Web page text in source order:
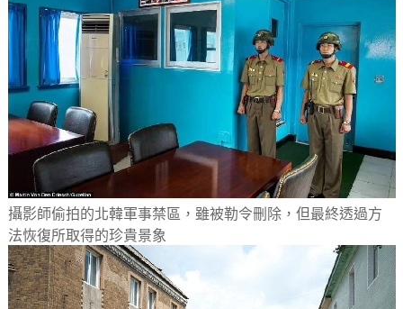
攝影師偷拍的北韓軍事禁區，雖被勒令刪除，但最終透過方
法恢復所取得的珍貴景象